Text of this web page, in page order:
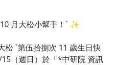
月大松小幫手！` ✨
松 `第伍拾捌次 11 歲生日快
（週日）於「*中研院 資訊